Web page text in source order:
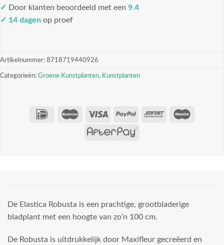
✓ Door klanten beoordeeld met een 9.4
✓ 14 dagen op proef
Artikelnummer: 8718719440926
Categorieën: Groene Kunstplanten, Kunstplanten
De Elastica Robusta is een prachtige, grootbladerige
bladplant met een hoogte van zo’n 100 cm.
De Robusta is uitdrukkelijk door Maxifleur gecreëerd en